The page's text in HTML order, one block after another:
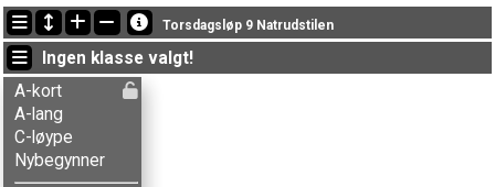
Siste oppdateringer
08:45:57: Widar Trømborg (A-kort) kom i mål med tiden 1:00:00 (7)
21:08:28: Jakob J. Andersen (
19:58:03: Even R. Ruud (C-løype) kom i mål med tiden 45:00 (5)
Torsdagsløp 9 Natrudstilen
Ingen klasse valgt!
A-kort
A-lang
C-løype
Nybegynner